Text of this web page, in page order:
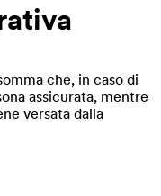
che, in caso di
assicurata, mentre
versata dalla